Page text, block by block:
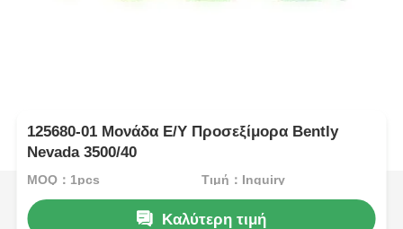
125680-01 Μονάδα Ε/Υ Προσεξίμορα Bently
Nevada 3500/40
MOQ：1pcs Τιμή：Inquiry
Καλύτερη τιμή